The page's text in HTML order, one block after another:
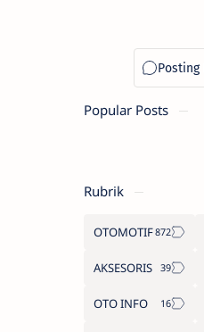
Popular Posts
Rubrik
OTOMOTIF
AKSESORIS
OTO INFO